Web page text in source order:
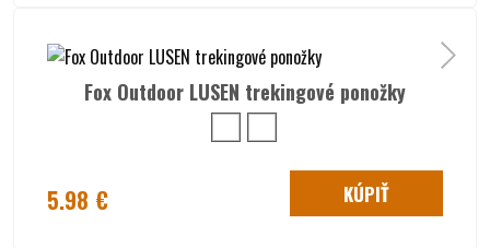
Fox Outdoor LUSEN trekingové ponožky
5.98 € KÚPIŤ